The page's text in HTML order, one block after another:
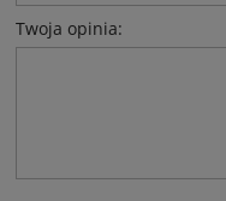
Twoja opinia: